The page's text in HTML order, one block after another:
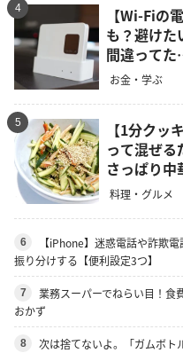
4
【Wi-Fiの
も？避けた
間違ってた
お金・学ぶ
5
【1分クッ
って混ぜる
さっぱり中
料理・グルメ
6
【iPhone】迷惑電話や詐欺
振り分けする【便利設定3つ】
7
業務スーパーでねらい目！食
おかず
8
次は捨てないよ。「ガムボト